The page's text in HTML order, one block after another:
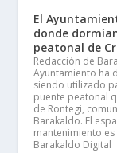
El
donde
peatonal de
Redacción de
Ayuntamiento ha
siendo utilizado
puente peatonal
de Rontegi,
Barakaldo. El
mantenimiento
Barakaldo Digital